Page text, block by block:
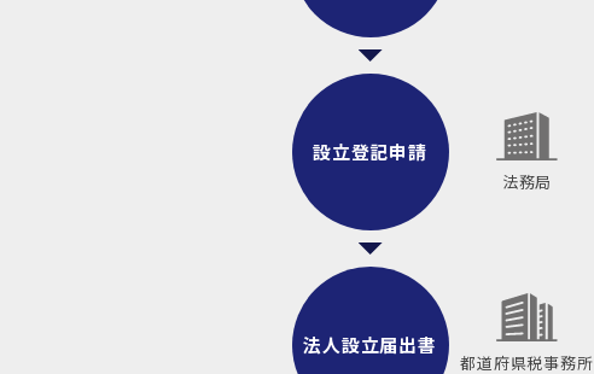
設立登記申請
法務局
法人設立届出書
都道府県税事務所